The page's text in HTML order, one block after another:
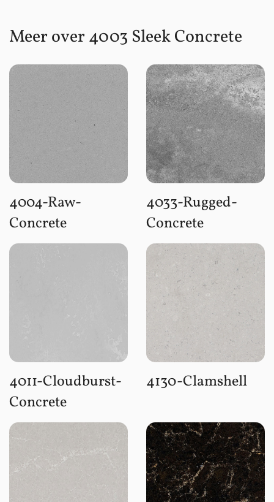
Meer over 4003 Sleek Concrete
4004-Raw-
Concrete
4033-Rugged-
Concrete
4011-Cloudburst-
Concrete
4130-Clamshell